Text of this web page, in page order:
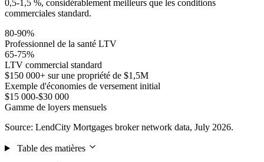
0,5-1,5 %, considérablement meilleurs que les conditions
commerciales standard.
80-90%
Professionnel de la santé LTV
65-75%
LTV commercial standard
$150 000+ sur une propriété de $1,5M
Exemple d'économies de versement initial
$15 000-$30 000
Gamme de loyers mensuels
Source: LendCity Mortgages broker network data, July 2026.
Table des matières